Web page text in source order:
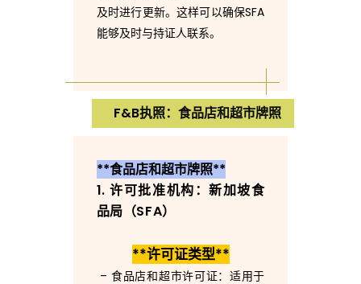
及时进行更新。这样可以确保SFA
能够及时与持证人联系。
F&B执照：食品店和超市牌照
**食品店和超市牌照**
1. 许可批准机构：新加坡食
品局（SFA）
**许可证类型**
– 食品店和超市许可证：适用于